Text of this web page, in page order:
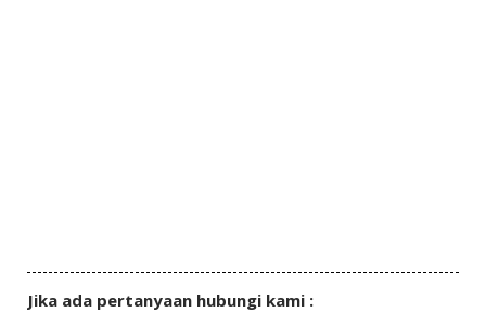
Jika ada pertanyaan hubungi kami :